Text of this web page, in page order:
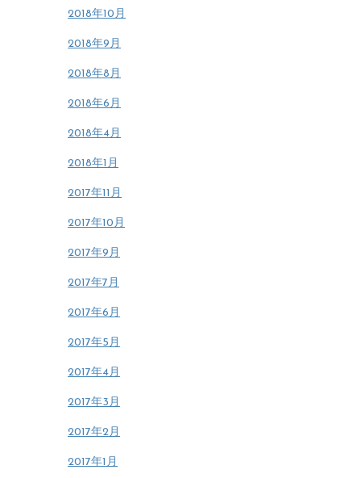
2018年10月
2018年9月
2018年8月
2018年6月
2018年4月
2018年1月
2017年11月
2017年10月
2017年9月
2017年7月
2017年6月
2017年5月
2017年4月
2017年3月
2017年2月
2017年1月